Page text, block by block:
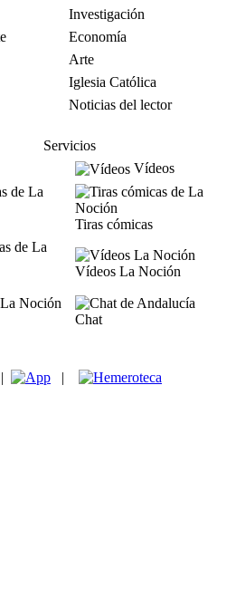
Investigación
Economía
Arte
Iglesia Católica
Noticias del lector
Servicios
Vídeos
Tiras cómicas
Vídeos La Noción
Chat
| |